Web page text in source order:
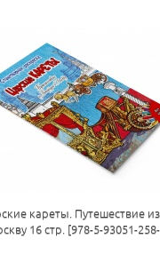
кареты. Путешествие
16 стр. [978-5-93051-